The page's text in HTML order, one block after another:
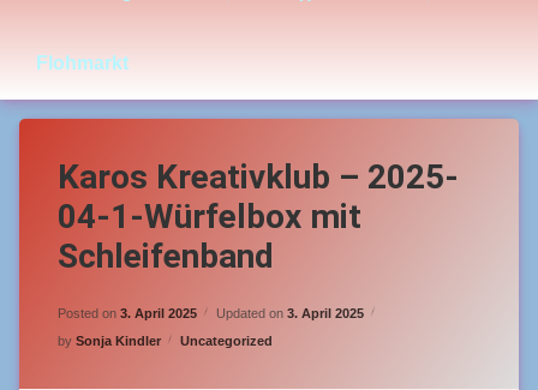
Flohmarkt
Karos Kreativklub – 2025-
04-1-Würfelbox mit
Schleifenband
Posted on 3. April 2025 Updated on 3. April 2025
by Sonja Kindler Categories:
Uncategorized